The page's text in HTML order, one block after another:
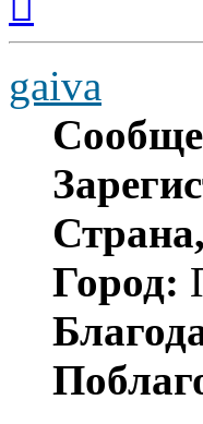
началу
gaiva
Город: